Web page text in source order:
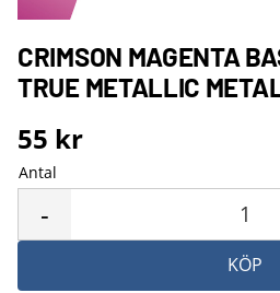
CRIMSON MAGENTA
TRUE METALLIC
55 kr
Antal
-
KÖP